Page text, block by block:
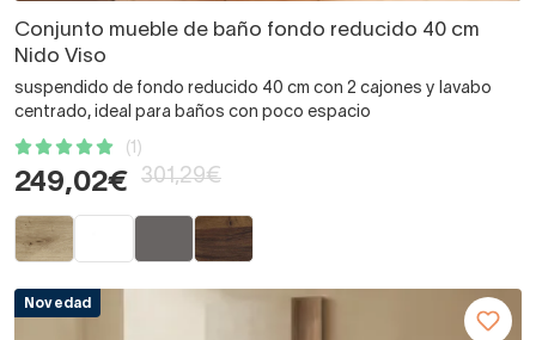
Conjunto mueble de baño fondo reducido 40 cm
Nido Viso
suspendido de fondo reducido 40 cm con 2 cajones y lavabo
centrado, ideal para baños con poco espacio
(1)
249,02€ 301,29€
Novedad